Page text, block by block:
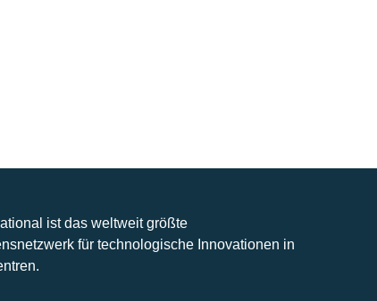
ist das weltweit größte
für technologische Innovationen in